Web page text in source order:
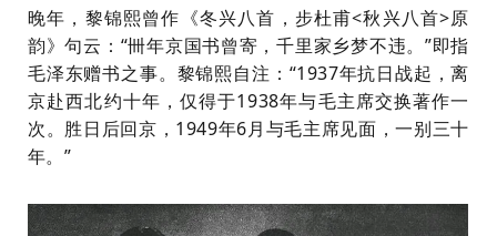
晚年，黎锦熙曾作《冬兴八首，步杜甫<秋兴八首>原
韵》句云：“卌年京国书曾寄，千里家乡梦不违。”即指
毛泽东赠书之事。黎锦熙自注：“1937年抗日战起，离
京赴西北约十年，仅得于1938年与毛主席交换著作一
次。胜日后回京，1949年6月与毛主席见面，一别三十
年。”